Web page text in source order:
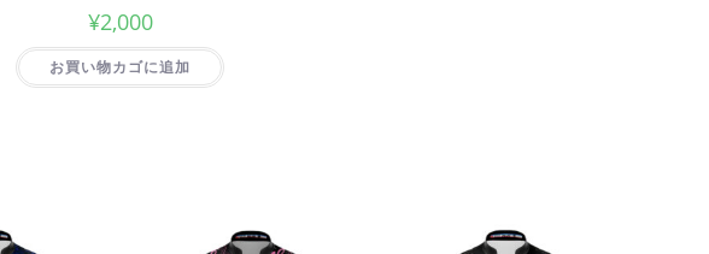
¥2,000
お買い物カゴに追加